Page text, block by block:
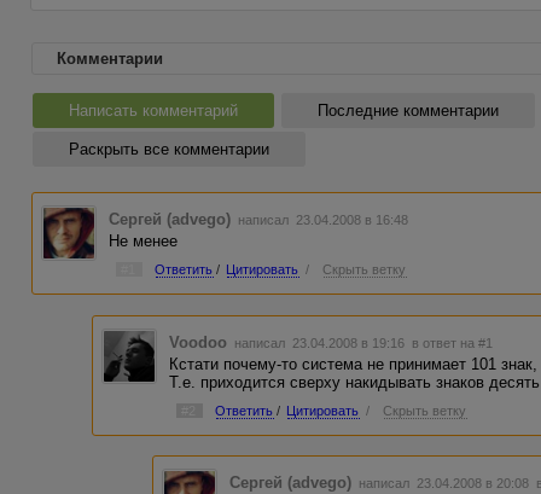
Комментарии
Написать комментарий Последние комментарии
Раскрыть все комментарии
Сергей (advego) написал 23.04.2008 в 16:48
Не менее
Ответить / Цитировать / Скрыть ветку
Voodoo написал 23.04.2008 в 19:16 в ответ на #1
Кстати почему-то система не принимает 101
Т.е. приходится сверху накидывать знаков
Ответить / Цитировать / Скрыть ветку
Сергей (advego) написал 23.04.2008 в 20:08